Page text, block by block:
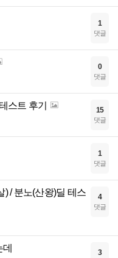
1
댓글
0
댓글
스트 후기 15
댓글
1
댓글
) / 분노(산왕)딜 테스
4
댓글
3